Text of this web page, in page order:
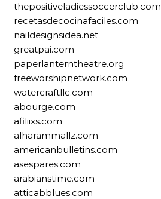
thepositiveladiessoccerclub.com
recetasdecocinafaciles.com
naildesignsidea.net
greatpai.com
paperlanterntheatre.org
freeworshipnetwork.com
watercraftllc.com
abourge.com
afiliixs.com
alharammallz.com
americanbulletins.com
asespares.com
arabianstime.com
atticabblues.com